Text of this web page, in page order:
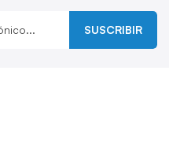
SUSCRIBIR